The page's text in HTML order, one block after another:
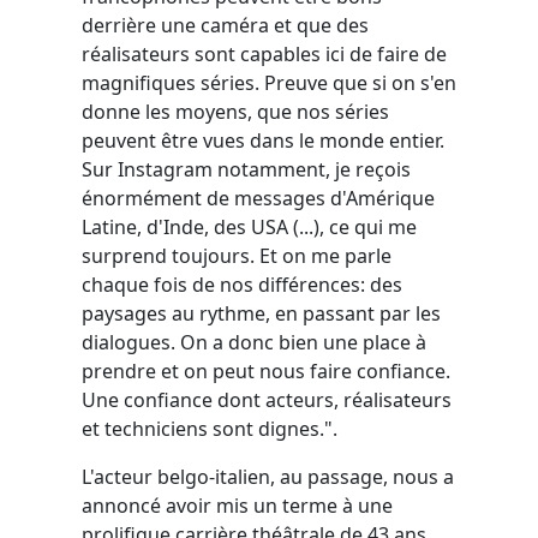
derrière une caméra et que des
réalisateurs sont capables ici de faire de
magnifiques séries. Preuve que si on s'en
donne les moyens, que nos séries
peuvent être vues dans le monde entier.
Sur Instagram notamment, je reçois
énormément de messages d'Amérique
Latine, d'Inde, des USA (...), ce qui me
surprend toujours. Et on me parle
chaque fois de nos différences: des
paysages au rythme, en passant par les
dialogues. On a donc bien une place à
prendre et on peut nous faire confiance.
Une confiance dont acteurs, réalisateurs
et techniciens sont dignes.".
L'acteur belgo-italien, au passage, nous a
annoncé avoir mis un terme à une